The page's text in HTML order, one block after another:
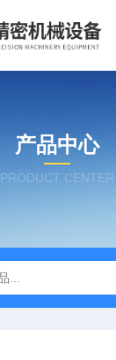
产品中心
PRODUCT CENTER